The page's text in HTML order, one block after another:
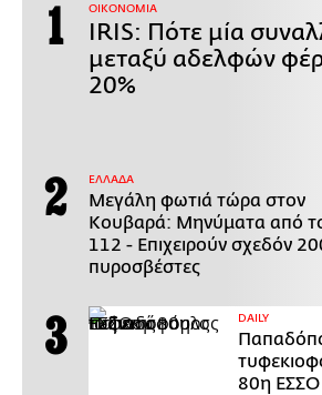
ΟΙΚΟΝΟΜΙΑ
IRIS: Πότε μία
μεταξύ αδελφών
20%
ΕΛΛΑΔΑ
Μεγάλη φωτιά τώρα στον
Κουβαρά: Μηνύματα από
112 - Επιχειρούν σχεδόν
πυροσβέστες
DAILY
80η ΕΣΣΟ